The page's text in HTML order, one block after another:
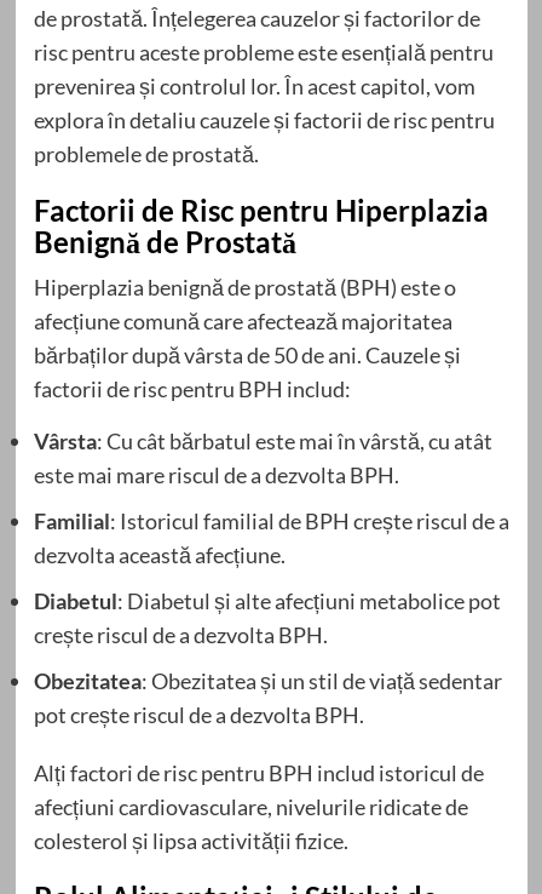
de prostată. Înțelegerea cauzelor și factorilor de
risc pentru aceste probleme este esențială pentru
prevenirea și controlul lor. În acest capitol, vom
explora în detaliu cauzele și factorii de risc pentru
problemele de prostată.
Factorii de Risc pentru Hiperplazia
Benignă de Prostată
Hiperplazia benignă de prostată (BPH) este o
afecțiune comună care afectează majoritatea
bărbaților după vârsta de 50 de ani. Cauzele și
factorii de risc pentru BPH includ:
Vârsta: Cu cât bărbatul este mai în vârstă, cu atât
este mai mare riscul de a dezvolta BPH.
Familial: Istoricul familial de BPH crește riscul de a
dezvolta această afecțiune.
Diabetul: Diabetul și alte afecțiuni metabolice pot
crește riscul de a dezvolta BPH.
Obezitatea: Obezitatea și un stil de viață sedentar
pot crește riscul de a dezvolta BPH.
Alți factori de risc pentru BPH includ istoricul de
afecțiuni cardiovasculare, nivelurile ridicate de
colesterol și lipsa activității fizice.